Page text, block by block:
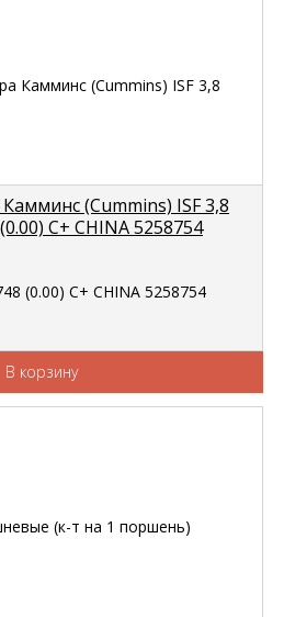
(Cummins) ISF 3,8
C+ CHINA 5258754
В корзину